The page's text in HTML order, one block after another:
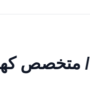
كهربائي انفوي /